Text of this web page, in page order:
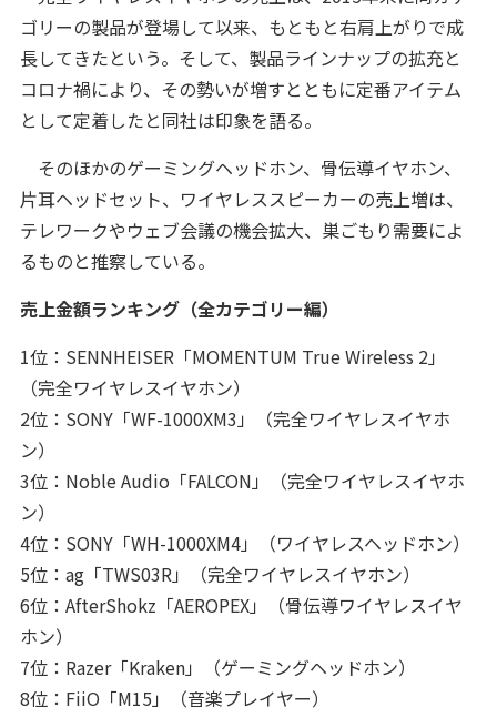
ゴリーの製品が登場して以来、もともと右肩上がりで成
長してきたという。そして、製品ラインナップの拡充と
コロナ禍により、その勢いが増すとともに定番アイテム
として定着したと同社は印象を語る。
そのほかのゲーミングヘッドホン、骨伝導イヤホン、
片耳ヘッドセット、ワイヤレススピーカーの売上増は、
テレワークやウェブ会議の機会拡大、巣ごもり需要によ
るものと推察している。
売上金額ランキング（全カテゴリー編）
1位：SENNHEISER「MOMENTUM True Wireless 2」
（完全ワイヤレスイヤホン）
2位：SONY「WF-1000XM3」（完全ワイヤレスイヤホ
ン）
3位：Noble Audio「FALCON」（完全ワイヤレスイヤホ
ン）
4位：SONY「WH-1000XM4」（ワイヤレスヘッドホン）
5位：ag「TWS03R」（完全ワイヤレスイヤホン）
6位：AfterShokz「AEROPEX」（骨伝導ワイヤレスイヤ
ホン）
7位：Razer「Kraken」（ゲーミングヘッドホン）
8位：FiiO「M15」（音楽プレイヤー）